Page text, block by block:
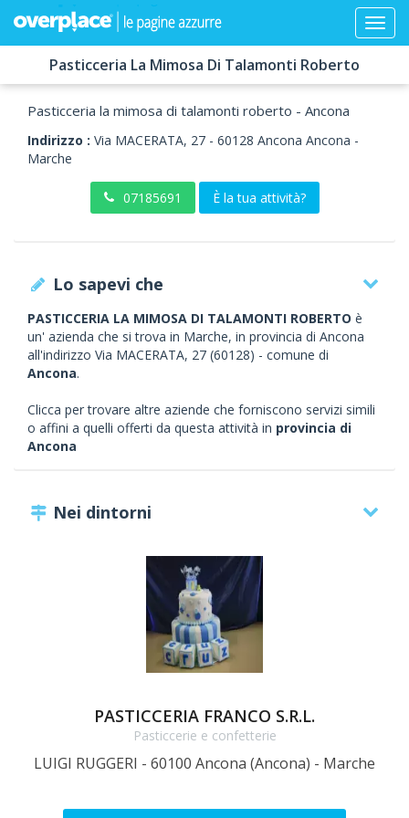
Pasticceria La Mimosa Di Talamonti Roberto
Pasticceria la mimosa di talamonti roberto - Ancona
Indirizzo : Via MACERATA, 27 - 60128 Ancona Ancona -
Marche
07185691 È la tua attività?
Lo sapevi che
PASTICCERIA LA MIMOSA DI TALAMONTI ROBERTO è
un' azienda che si trova in Marche, in provincia di Ancona
all'indirizzo Via MACERATA, 27 (60128) - comune di
Ancona.
Clicca per trovare altre aziende che forniscono servizi simili
o affini a quelli offerti da questa attività in provincia di
Ancona
Nei dintorni
PASTICCERIA FRANCO S.R.L.
Pasticcerie e confetterie
LUIGI RUGGERI - 60100 Ancona (Ancona) - Marche